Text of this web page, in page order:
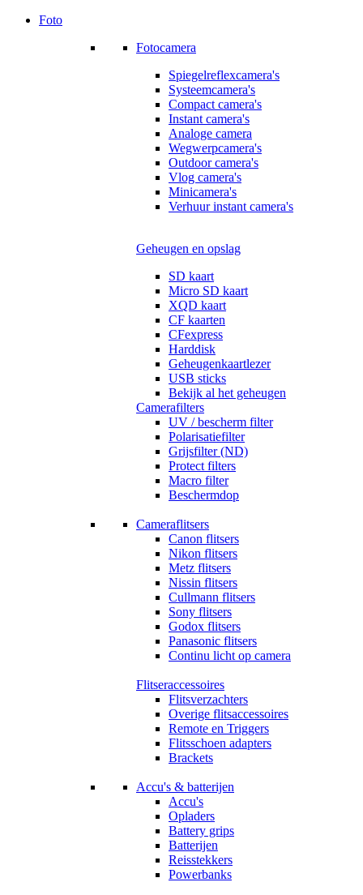
Foto
Fotocamera
Spiegelreflexcamera's
Systeemcamera's
Compact camera's
Instant camera's
Analoge camera
Wegwerpcamera's
Outdoor camera's
Vlog camera's
Minicamera's
Verhuur instant camera's
Geheugen en opslag
SD kaart
Micro SD kaart
XQD kaart
CF kaarten
CFexpress
Harddisk
Geheugenkaartlezer
USB sticks
Bekijk al het geheugen
Camerafilters
UV / bescherm filter
Polarisatiefilter
Grijsfilter (ND)
Protect filters
Macro filter
Beschermdop
Cameraflitsers
Canon flitsers
Nikon flitsers
Metz flitsers
Nissin flitsers
Cullmann flitsers
Sony flitsers
Godox flitsers
Panasonic flitsers
Continu licht op camera
Flitseraccessoires
Flitsverzachters
Overige flitsaccessoires
Remote en Triggers
Flitsschoen adapters
Brackets
Accu's & batterijen
Accu's
Opladers
Battery grips
Batterijen
Reisstekkers
Powerbanks